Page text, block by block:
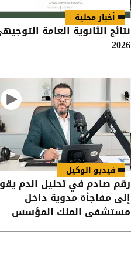
أخبار محلية
نتائج الثانوية العامة
2026
فيديو الوكيل
رقم صادم في تحليل الدم
إلى مفاجأة مدوية داخل
مستشفى الملك المؤسس